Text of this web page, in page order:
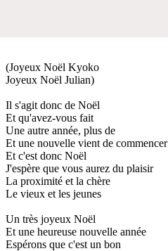
(Joyeux Noël Kyoko
Joyeux Noël Julian)
Il s'agit donc de Noël
Et qu'avez-vous fait
Une autre année, plus de
Et une nouvelle vient de commencer
Et c'est donc Noël
J'espère que vous aurez du plaisir
La proximité et la chère
Le vieux et les jeunes
Un très joyeux Noël
Et une heureuse nouvelle année
Espérons que c'est un bon